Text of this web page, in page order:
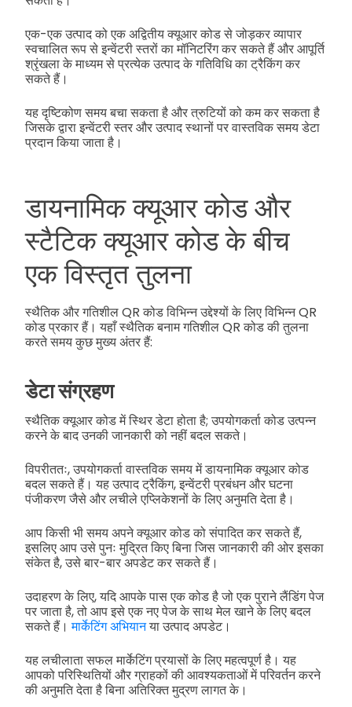
एक-एक उत्पाद को एक अद्वितीय क्यूआर कोड से जोड़कर व्यापार
स्वचालित रूप से इन्वेंटरी स्तरों का मॉनिटरिंग कर सकते हैं और आपूर्ति
श्रृंखला के माध्यम से प्रत्येक उत्पाद के गतिविधि का ट्रैकिंग कर
सकते हैं।
यह दृष्टिकोण समय बचा सकता है और त्रुटियों को कम कर सकता है
जिसके द्वारा इन्वेंटरी स्तर और उत्पाद स्थानों पर वास्तविक समय डेटा
प्रदान किया जाता है।
डायनामिक क्यूआर कोड और
स्टैटिक क्यूआर कोड के बीच
एक विस्तृत तुलना
स्थैतिक और गतिशील QR कोड विभिन्न उद्देश्यों के लिए विभिन्न QR
कोड प्रकार हैं। यहाँ स्थैतिक बनाम गतिशील QR कोड की तुलना
करते समय कुछ मुख्य अंतर हैं:
डेटा संग्रहण
स्थैतिक क्यूआर कोड में स्थिर डेटा होता है; उपयोगकर्ता कोड उत्पन्न
करने के बाद उनकी जानकारी को नहीं बदल सकते।
विपरीततः, उपयोगकर्ता वास्तविक समय में डायनामिक क्यूआर कोड
बदल सकते हैं। यह उत्पाद ट्रैकिंग, इन्वेंटरी प्रबंधन और घटना
पंजीकरण जैसे और लचीले एप्लिकेशनों के लिए अनुमति देता है।
आप किसी भी समय अपने क्यूआर कोड को संपादित कर सकते हैं,
इसलिए आप उसे पुनः मुद्रित किए बिना जिस जानकारी की ओर इसका
संकेत है, उसे बार-बार अपडेट कर सकते हैं।
उदाहरण के लिए, यदि आपके पास एक कोड है जो एक पुराने लैंडिंग पेज
पर जाता है, तो आप इसे एक नए पेज के साथ मेल खाने के लिए बदल
सकते हैं।मार्केटिंग अभियानया उत्पाद अपडेट।
यह लचीलाता सफल मार्केटिंग प्रयासों के लिए महत्वपूर्ण है। यह
आपको परिस्थितियों और ग्राहकों की आवश्यकताओं में परिवर्तन करने
की अनुमति देता है बिना अतिरिक्त मुद्रण लागत के।